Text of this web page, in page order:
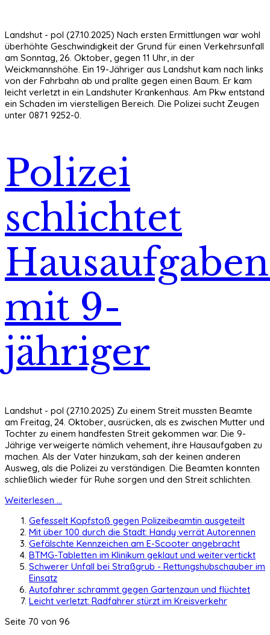
Landshut - pol (27.10.2025) Nach ersten Ermittlungen war wohl
überhöhte Geschwindigkeit der Grund für einen Verkehrsunfall
am Sonntag, 26. Oktober, gegen 11 Uhr, in der
Weickmannshöhe. Ein 19-Jähriger aus Landshut kam nach links
von der Fahrbahn ab und prallte gegen einen Baum. Er kam
leicht verletzt in ein Landshuter Krankenhaus. Am Pkw entstand
ein Schaden im vierstelligen Bereich. Die Polizei sucht Zeugen
unter 0871 9252-0.
Polizei
schlichtet
mit 9-
jähriger
Landshut - pol (27.10.2025) Zu einem Streit mussten Beamte
am Freitag, 24. Oktober, ausrücken, als es zwischen Mutter und
Tochter zu einem handfesten Streit gekommen war. Die 9-
Jährige verweigerte nämlich vehement, ihre Hausaufgaben zu
machen. Als der Vater hinzukam, sah der keinen anderen
Ausweg, als die Polizei zu verständigen. Die Beamten konnten
schließlich wieder für Ruhe sorgen und den Streit schlichten.
Weiterlesen ...
Gefesselt Kopfstoß gegen Polizeibeamtin ausgeteilt
Mit über 100 durch die Stadt: Handy verrät Autorennen
Gefälschte Kennzeichen am E-Scooter angebracht
BTMG-Tabletten im Klinikum geklaut und weitervertickt
Schwerer Unfall bei Straßgrub - Rettungshubschauber im
Einsatz
Autofahrer schrammt gegen Gartenzaun und flüchtet
Leicht verletzt: Radfahrer stürzt im Kreisverkehr
Seite 70 von 96